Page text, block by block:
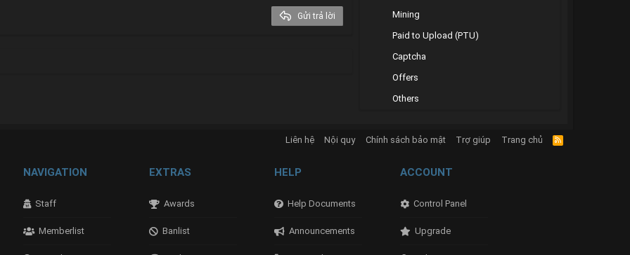
Gửi trả lời
Mining
Paid to Upload (PTU)
Captcha
Offers
Others
Liên hệ Nội quy Chính sách bảo mật Trợ giúp Trang chủ
R
S
NAVIGATION
Staff
Memberlist
EXTRAS
Awards
Banlist
HELP
Help Documents
Announcements
ACCOUNT
Control Panel
Upgrade